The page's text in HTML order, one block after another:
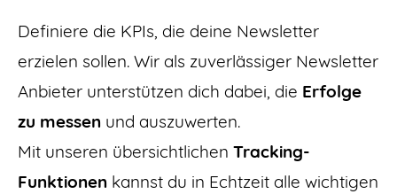
Definiere die KPIs, die deine Newsletter
erzielen sollen. Wir als zuverlässiger Newsletter
Anbieter unterstützen dich dabei, die Erfolge
zu messen und auszuwerten.
Mit unseren übersichtlichen Tracking-
Funktionen kannst du in Echtzeit alle wichtigen